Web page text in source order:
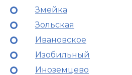
Змейка
Зольская
Ивановское
Изобильный
Иноземцево